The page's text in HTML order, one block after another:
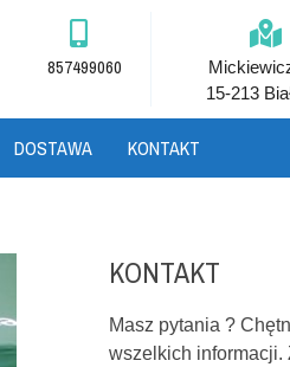
857499060
15-213
DOSTAWA KONTAKT
KONTAKT
Masz pytania ?
wszelkich informacji.